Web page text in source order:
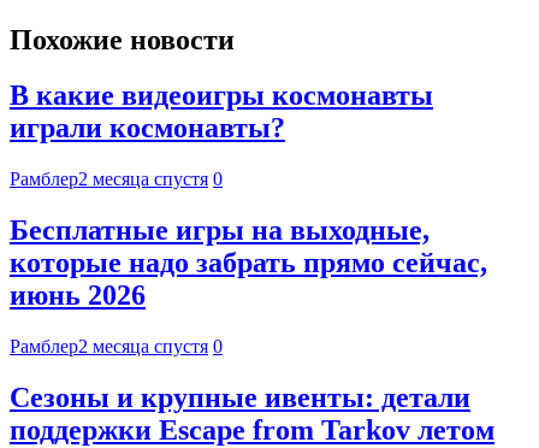
Похожие новости
В какие видеоигры космонавты
играли космонавты?
Рамблер2 месяца спустя 0
Бесплатные игры на выходные,
которые надо забрать прямо сейчас,
июнь 2026
Рамблер2 месяца спустя 0
Сезоны и крупные ивенты: детали
поддержки Escape from Tarkov летом